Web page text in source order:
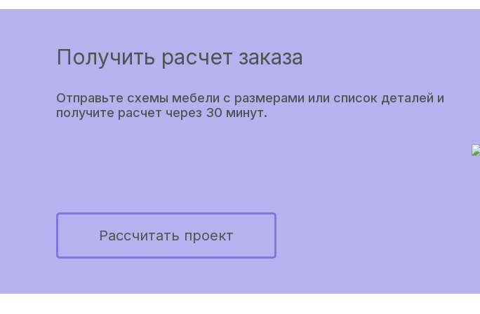
Получить расчет заказа
Отправьте схемы мебели с размерами или список деталей и
получите расчет через 30 минут.
Рассчитать проект